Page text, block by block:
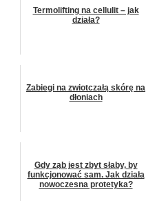
Termolifting na cellulit – jak
działa?
Zabiegi na zwiotczałą skórę na
dłoniach
Gdy ząb jest zbyt słaby, by
funkcjonować sam. Jak działa
nowoczesna protetyka?